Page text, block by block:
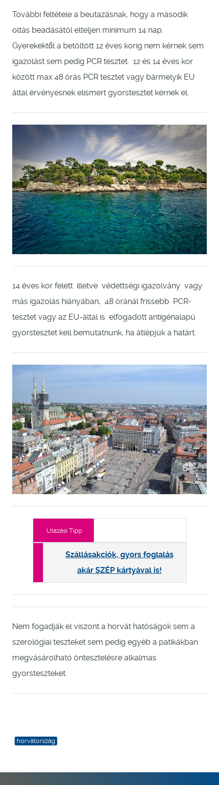
További feltétele a beutazásnak, hogy a második
oltás beadásától elteljen minimum 14 nap.
Gyerekektől a betöltött 12 éves korig nem kérnek sem
igazolást sem pedig PCR tesztet. 12 és 14 éves kor
között max 48 órás PCR tesztet vagy bármelyik EU
által érvényesnek elismert gyorstesztet kérnek el.
14 éves kor felett illetve védettségi igazolvány vagy
más igazolás hiányában, 48 óránál frissebb PCR-
tesztet vagy az EU-által is elfogadott antigénalapú
gyorstesztet kell bemutatnunk, ha átlépjük a határt.
Utazási Tipp
Szállásakciók, gyors foglalás
akár SZÉP kártyával is!
Nem fogadják el viszont a horvát hatóságok sem a
szerológiai teszteket sem pedig egyéb a patikákban
megvásárolható öntesztelésre alkalmas
gyorsteszteket.
horvátország